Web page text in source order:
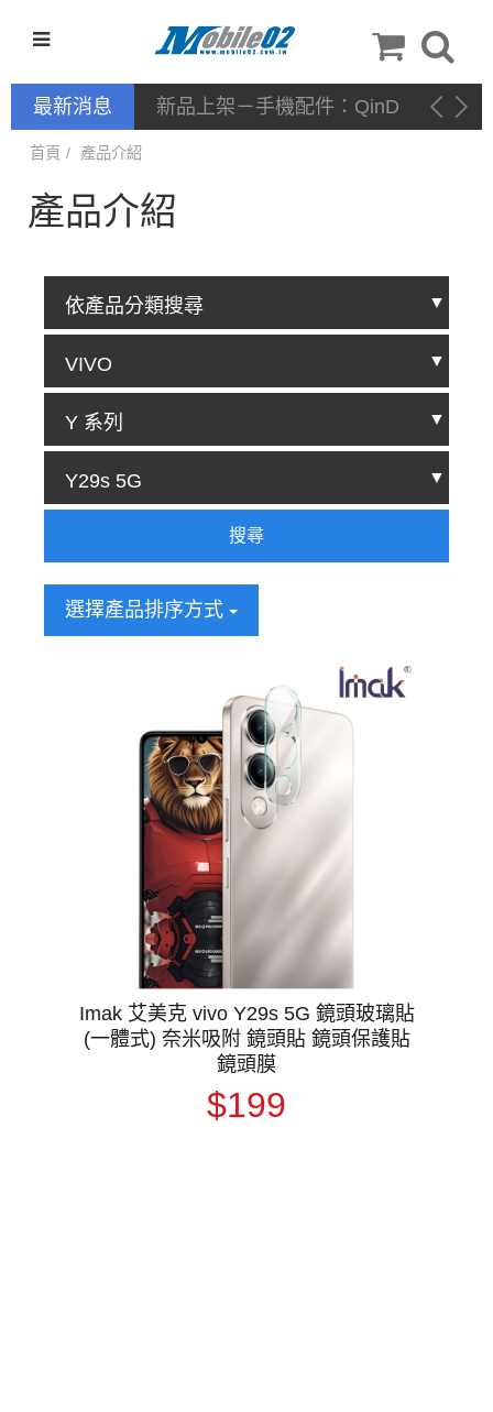
最新消息 新品上架－手機配件：QinD
首頁 產品介紹
產品介紹
搜尋
選擇產品排序方式
Imak 艾美克 vivo Y29s 5G 鏡頭玻璃貼
(一體式) 奈米吸附 鏡頭貼 鏡頭保護貼
鏡頭膜
$199